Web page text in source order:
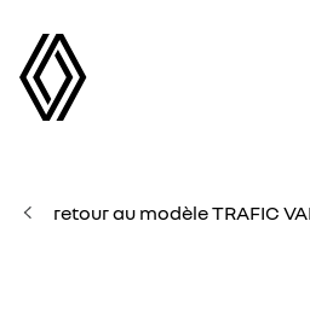
retour au modèle TRAFIC